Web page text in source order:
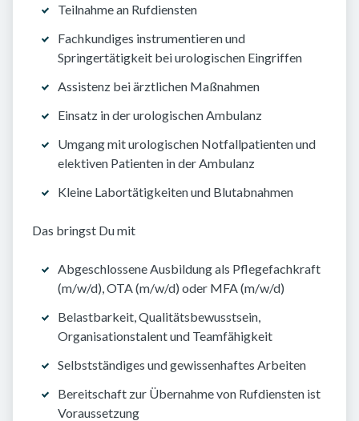
Teilnahme an Rufdiensten
Fachkundiges instrumentieren und
Springertätigkeit bei urologischen Eingriffen
Assistenz bei ärztlichen Maßnahmen
Einsatz in der urologischen Ambulanz
Umgang mit urologischen Notfallpatienten und
elektiven Patienten in der Ambulanz
Kleine Labortätigkeiten und Blutabnahmen
Das bringst Du mit
Abgeschlossene Ausbildung als Pflegefachkraft
(m/w/d), OTA (m/w/d) oder MFA (m/w/d)
Belastbarkeit, Qualitätsbewusstsein,
Organisationstalent und Teamfähigkeit
Selbstständiges und gewissenhaftes Arbeiten
Bereitschaft zur Übernahme von Rufdiensten ist
Voraussetzung